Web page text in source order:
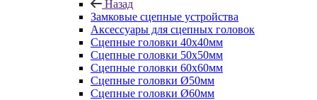
Назад
Замковые сцепные устройства
Аксессуары для сцепных головок
Сцепные головки 40x40мм
Сцепные головки 50x50мм
Сцепные головки 60x60мм
Сцепные головки Ø50мм
Сцепные головки Ø60мм